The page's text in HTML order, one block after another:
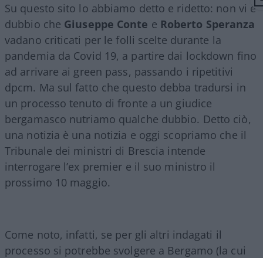
Su questo sito lo abbiamo detto e ridetto: non vi è
dubbio che Giuseppe Conte e Roberto Speranza
vadano criticati per le folli scelte durante la
pandemia da Covid 19, a partire dai lockdown fino
ad arrivare ai green pass, passando i ripetitivi
dpcm. Ma sul fatto che questo debba tradursi in
un processo tenuto di fronte a un giudice
bergamasco nutriamo qualche dubbio. Detto ciò,
una notizia è una notizia e oggi scopriamo che il
Tribunale dei ministri di Brescia intende
interrogare l’ex premier e il suo ministro il
prossimo 10 maggio.
Come noto, infatti, se per gli altri indagati il
processo si potrebbe svolgere a Bergamo (la cui